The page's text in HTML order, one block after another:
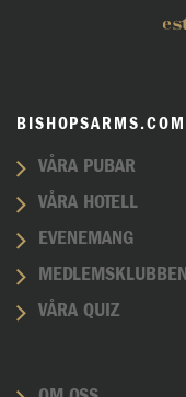
BISHOPSARMS.COM
VÅRA PUBAR
VÅRA HOTELL
EVENEMANG
MEDLEMSKLUBBEN
VÅRA QUIZ